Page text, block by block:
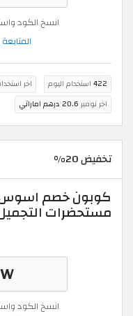
انسخ الكود
422 استخدام اليوم اخر
اخر توفير 20.6 درهم اماراتي
تخفيض 20%
مستحضرات
انسخ الكود